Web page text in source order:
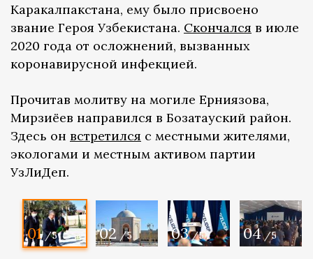
Каракалпакстана, ему было присвоено
звание Героя Узбекистана. Скончался в июле
2020 года от осложнений, вызванных
коронавирусной инфекцией.
Прочитав молитву на могиле Ерниязова,
Мирзиёев направился в Бозатауский район.
Здесь он встретился с местными жителями,
экологами и местным активом партии
УзЛиДеп.
01 /5 02 /5 03 /5 04 /5